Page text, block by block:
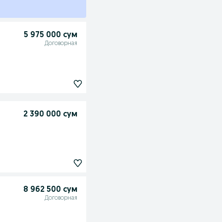
5 975 000 сум
Договорная
2 390 000 сум
8 962 500 сум
Договорная